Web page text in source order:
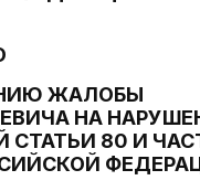
ЖАЛОБЫ
НА
СТАТЬИ 80 И